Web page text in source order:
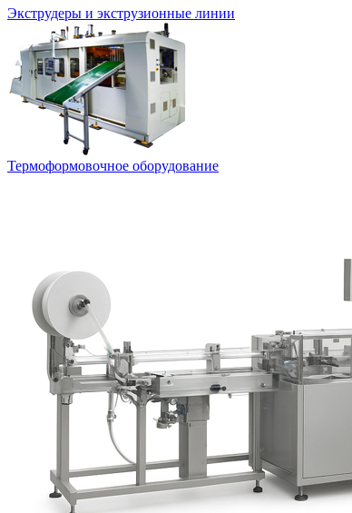
Экструдеры и экструзионные линии
Термоформовочное оборудование